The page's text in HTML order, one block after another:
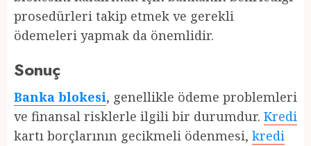
prosedürleri takip etmek ve gerekli
ödemeleri yapmak da önemlidir.
Sonuç
Banka blokesi, genellikle ödeme problemleri
ve finansal risklerle ilgili bir durumdur. Kredi
kartı borçlarının gecikmeli ödenmesi, kredi